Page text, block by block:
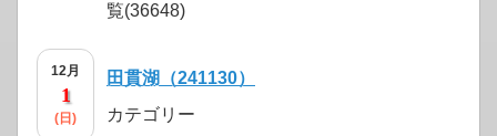
覧(36648)
12月
1
(日)
田貫湖（241130）
カテゴリー